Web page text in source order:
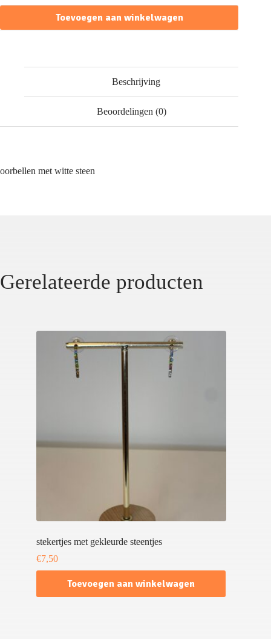
Toevoegen aan winkelwagen
Beschrijving
Beoordelingen (0)
oorbellen met witte steen
Gerelateerde producten
stekertjes met gekleurde steentjes
€7,50
Toevoegen aan winkelwagen